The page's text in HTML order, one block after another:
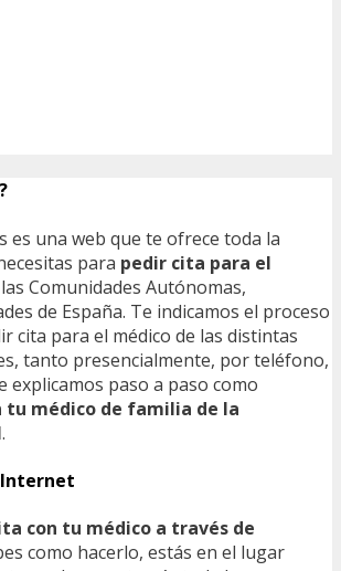
es una web que te ofrece toda la
para pedir cita para el
Comunidades Autónomas,
de España. Te indicamos el proceso
cita para el médico de las distintas
tanto presencialmente, por teléfono,
paso a paso como
médico de familia de la
.
con tu médico a través de
como hacerlo, estás en el lugar